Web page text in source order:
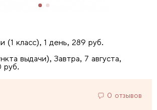
(1 класс), 1 день, 289 руб.
выдачи), Завтра, 7 августа,
руб.
0 отзывов